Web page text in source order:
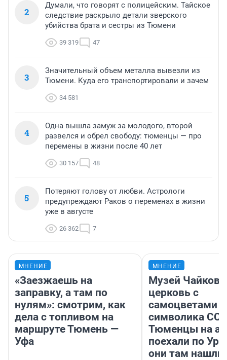
2
Думали, что говорят с полицейским. Тайское
следствие раскрыло детали зверского
убийства брата и сестры из Тюмени
39 319 47
3
Значительный объем металла вывезли из
Тюмени. Куда его транспортировали и зачем
34 581
4
Одна вышла замуж за молодого, второй
развелся и обрел свободу: тюменцы — про
перемены в жизни после 40 лет
30 157 48
5
Потеряют голову от любви. Астрологи
предупреждают Раков о переменах в жизни
уже в августе
26 362 7
МНЕНИЕ
«Заезжаешь на
заправку, а там по
нулям»: смотрим, как
дела с топливом на
маршруте Тюмень —
Уфа
МНЕНИЕ
Музей
церковь с
самоцветами
символика
Тюменцы на
поехали по
они там нашли